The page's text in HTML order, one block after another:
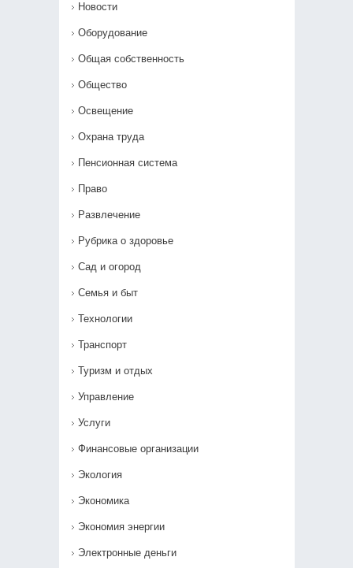
Новости
Оборудование
Общая собственность
Общество
Освещение
Охрана труда
Пенсионная система
Право
Развлечение
Рубрика о здоровье
Сад и огород
Семья и быт
Технологии
Транспорт
Туризм и отдых
Управление
Услуги
Финансовые организации
Экология
Экономика
Экономия энергии
Электронные деньги